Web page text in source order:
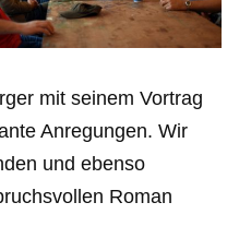
mit seinem Vortrag
Anregungen. Wir
und ebenso
Roman